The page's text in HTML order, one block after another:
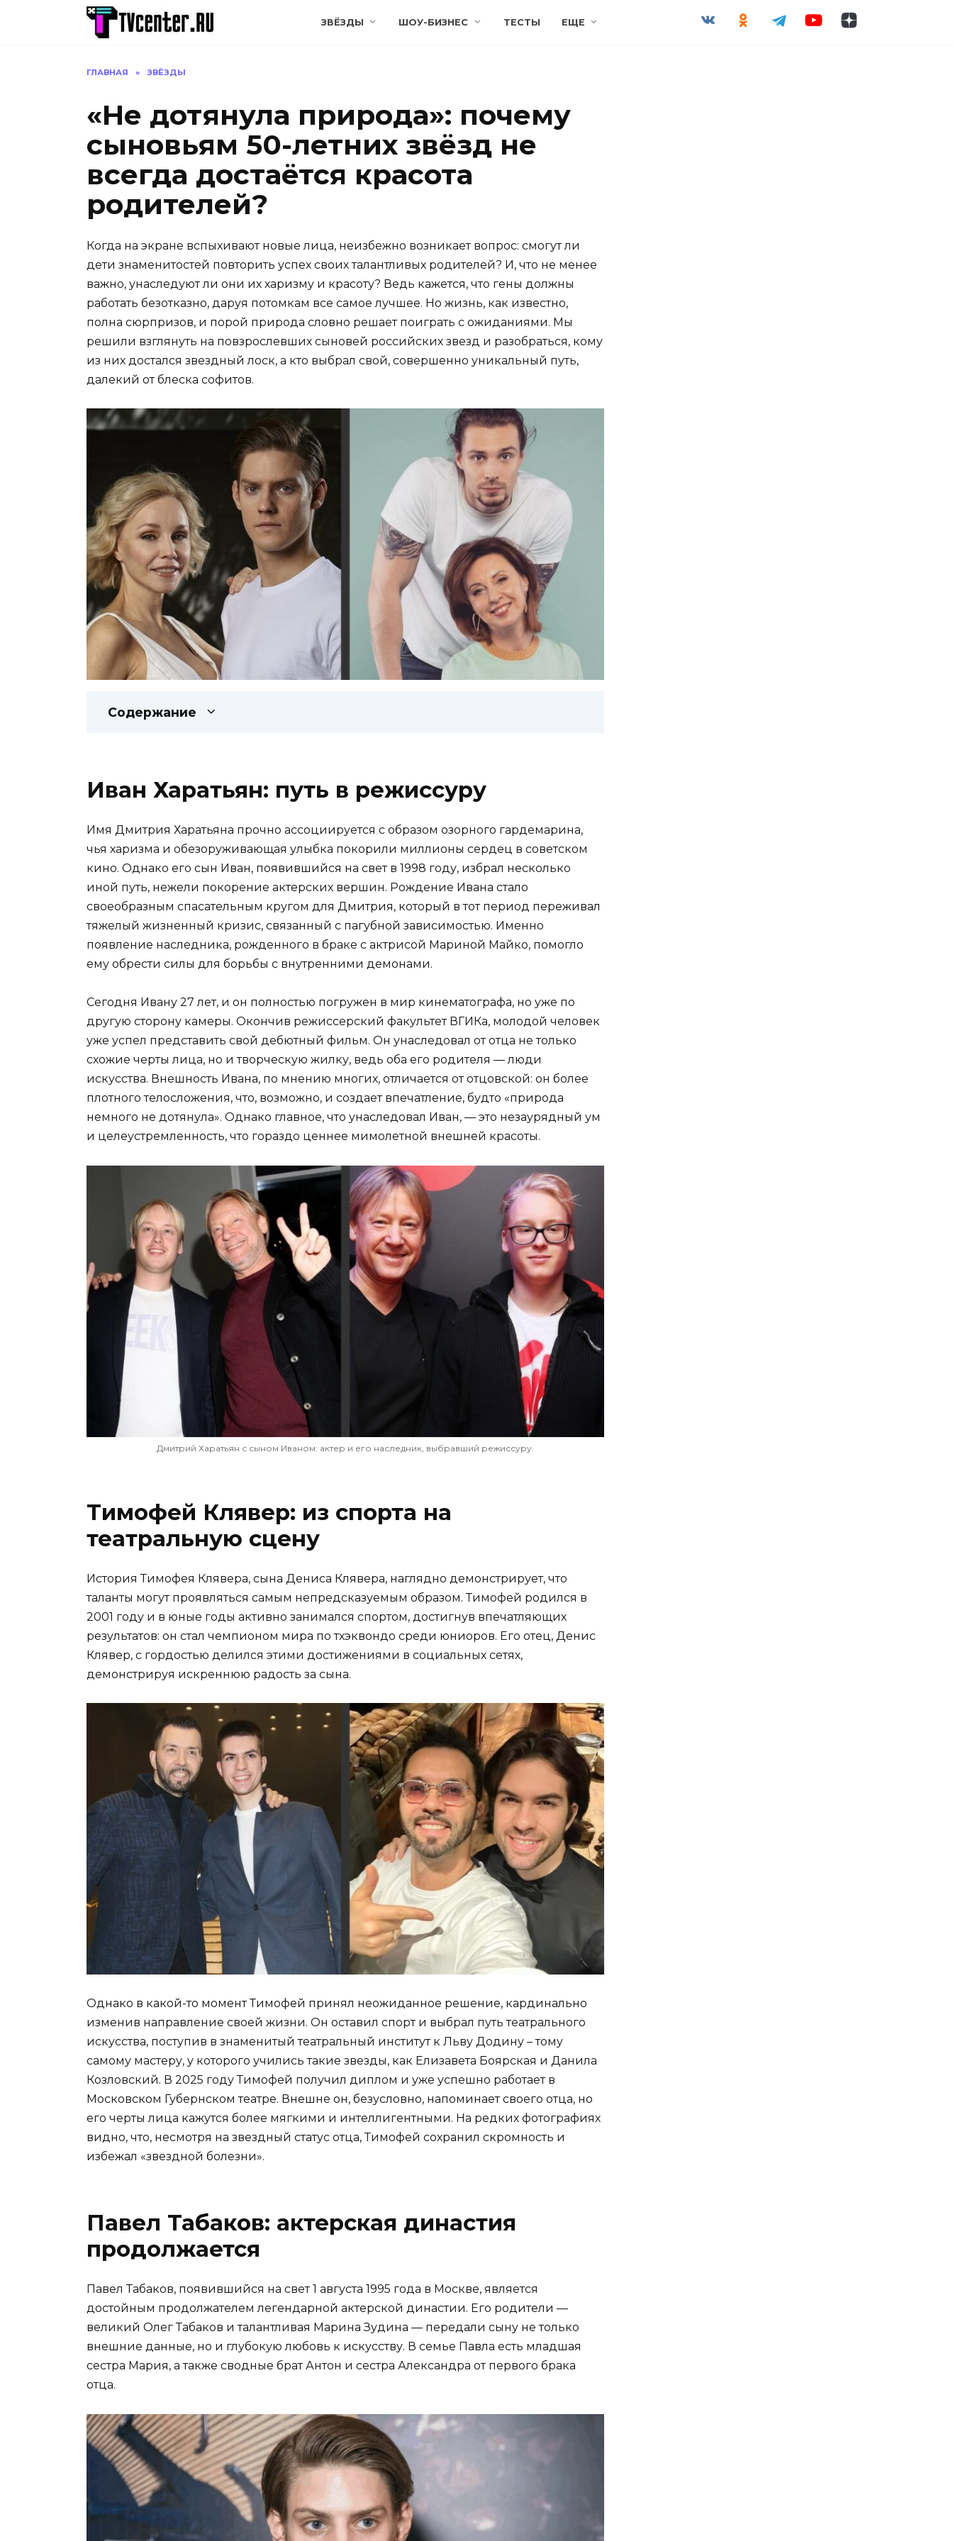
ЗВЁЗДЫ ШОУ-БИЗНЕС ТЕСТЫ ЕЩЕ
ГЛАВНАЯ » ЗВЁЗДЫ
«Не дотянула природа»: почему
сыновьям 50-летних звёзд не
всегда достаётся красота
родителей?
Когда на экране вспыхивают новые лица, неизбежно возникает вопрос: смогут ли
дети знаменитостей повторить успех своих талантливых родителей? И, что не менее
важно, унаследуют ли они их харизму и красоту? Ведь кажется, что гены должны
работать безотказно, даруя потомкам все самое лучшее. Но жизнь, как известно,
полна сюрпризов, и порой природа словно решает поиграть с ожиданиями. Мы
решили взглянуть на повзрослевших сыновей российских звезд и разобраться, кому
из них достался звездный лоск, а кто выбрал свой, совершенно уникальный путь,
далекий от блеска софитов.
Содержание
Иван Харатьян: путь в режиссуру
Имя Дмитрия Харатьяна прочно ассоциируется с образом озорного гардемарина,
чья харизма и обезоруживающая улыбка покорили миллионы сердец в советском
кино. Однако его сын Иван, появившийся на свет в 1998 году, избрал несколько
иной путь, нежели покорение актерских вершин. Рождение Ивана стало
своеобразным спасательным кругом для Дмитрия, который в тот период переживал
тяжелый жизненный кризис, связанный с пагубной зависимостью. Именно
появление наследника, рожденного в браке с актрисой Мариной Майко, помогло
ему обрести силы для борьбы с внутренними демонами.
Сегодня Ивану 27 лет, и он полностью погружен в мир кинематографа, но уже по
другую сторону камеры. Окончив режиссерский факультет ВГИКа, молодой человек
уже успел представить свой дебютный фильм. Он унаследовал от отца не только
схожие черты лица, но и творческую жилку, ведь оба его родителя — люди
искусства. Внешность Ивана, по мнению многих, отличается от отцовской: он более
плотного телосложения, что, возможно, и создает впечатление, будто «природа
немного не дотянула». Однако главное, что унаследовал Иван, — это незаурядный ум
и целеустремленность, что гораздо ценнее мимолетной внешней красоты.
Дмитрий Харатьян с сыном Иваном: актер и его наследник, выбравший режиссуру.
Тимофей Клявер: из спорта на
театральную сцену
История Тимофея Клявера, сына Дениса Клявера, наглядно демонстрирует, что
таланты могут проявляться самым непредсказуемым образом. Тимофей родился в
2001 году и в юные годы активно занимался спортом, достигнув впечатляющих
результатов: он стал чемпионом мира по тхэквондо среди юниоров. Его отец, Денис
Клявер, с гордостью делился этими достижениями в социальных сетях,
демонстрируя искреннюю радость за сына.
Однако в какой-то момент Тимофей принял неожиданное решение, кардинально
изменив направление своей жизни. Он оставил спорт и выбрал путь театрального
искусства, поступив в знаменитый театральный институт к Льву Додину – тому
самому мастеру, у которого учились такие звезды, как Елизавета Боярская и Данила
Козловский. В 2025 году Тимофей получил диплом и уже успешно работает в
Московском Губернском театре. Внешне он, безусловно, напоминает своего отца, но
его черты лица кажутся более мягкими и интеллигентными. На редких фотографиях
видно, что, несмотря на звездный статус отца, Тимофей сохранил скромность и
избежал «звездной болезни».
Павел Табаков: актерская династия
продолжается
Павел Табаков, появившийся на свет 1 августа 1995 года в Москве, является
достойным продолжателем легендарной актерской династии. Его родители —
великий Олег Табаков и талантливая Марина Зудина — передали сыну не только
внешние данные, но и глубокую любовь к искусству. В семье Павла есть младшая
сестра Мария, а также сводные брат Антон и сестра Александра от первого брака
отца.